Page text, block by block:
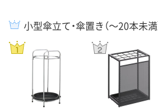
小型傘立て・傘置き（～20本未